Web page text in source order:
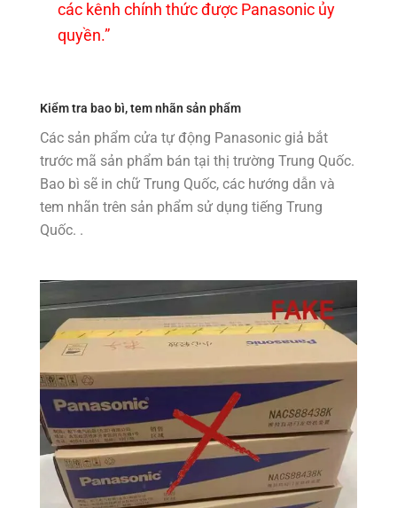
các kênh chính thức được Panasonic ủy
quyền.”
Kiểm tra bao bì, tem nhãn sản phẩm
Các sản phẩm cửa tự động Panasonic giả bắt
trước mã sản phẩm bán tại thị trường Trung Quốc.
Bao bì sẽ in chữ Trung Quốc, các hướng dẫn và
tem nhãn trên sản phẩm sử dụng tiếng Trung
Quốc. .